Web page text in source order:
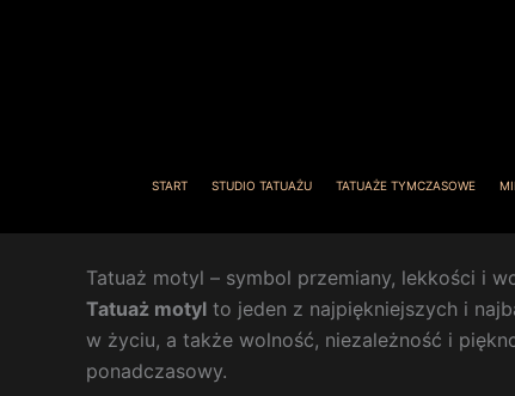
START STUDIO TATUAŻU TATUAŻE TYMCZASOWE
Tatuaż motyl – symbol przemiany, lekkości i
Tatuaż motyl to jeden z najpiękniejszych i
w życiu, a także wolność, niezależność i
ponadczasowy.